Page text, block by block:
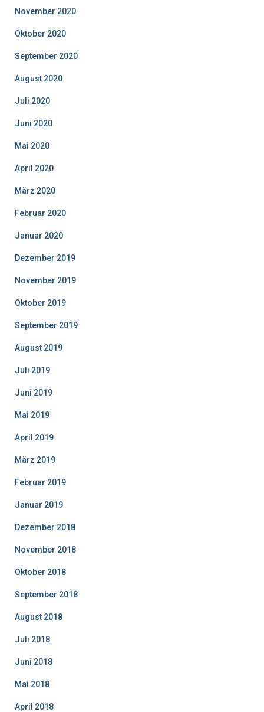
November 2020
Oktober 2020
September 2020
August 2020
Juli 2020
Juni 2020
Mai 2020
April 2020
März 2020
Februar 2020
Januar 2020
Dezember 2019
November 2019
Oktober 2019
September 2019
August 2019
Juli 2019
Juni 2019
Mai 2019
April 2019
März 2019
Februar 2019
Januar 2019
Dezember 2018
November 2018
Oktober 2018
September 2018
August 2018
Juli 2018
Juni 2018
Mai 2018
April 2018